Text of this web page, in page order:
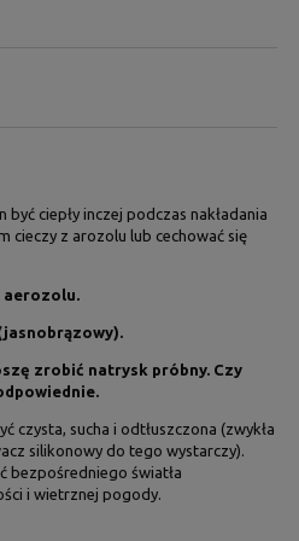
ciepły inczej podczas nakładania
cieczy z arozolu lub cechować się
aerozolu
zrobić natrysk próbny. Czy
czysta, sucha i odtłuszczona (zwykła
silikonowy do tego wystarczy).
bezpośredniego światła
i wietrznej pogody.